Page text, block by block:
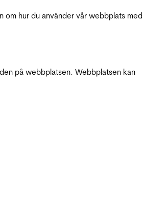
om hur du använder vår webbplats med
på webbplatsen. Webbplatsen kan